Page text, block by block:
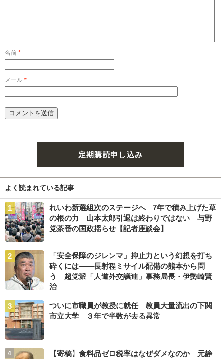
名前 *
メール *
定期購読申し込み
よく読まれている記事
れいわ新選組次のステージへ 7年で積み上げた草
の根の力 山本太郎引退は終わりではない 与野
党茶番の国政揺らせ【記者座談会】
「安全保障のジレンマ」抑止力という幻想を打ち
砕くには――長射程ミサイル配備の熊本から問
う 超党派「人道外交議連」事務局長・伊勢崎賢
治
ついに市職員が教授に就任 教員大量流出の下関
市立大学 ３年で半数が去る異常
【寄稿】食料品ゼロ税率はなぜダメなのか 元静